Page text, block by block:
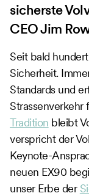
sicherste
CEO Jim
Seit bald
Sicherheit.
Standards und
Strassenverkehr
Tradition bleibt
verspricht der
Keynote-
neuen EX90
unser Erbe der